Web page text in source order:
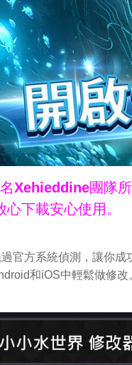
Xehieddine團隊
下載安心使用。
官方系統偵測，讓你成
和iOS中輕鬆做修